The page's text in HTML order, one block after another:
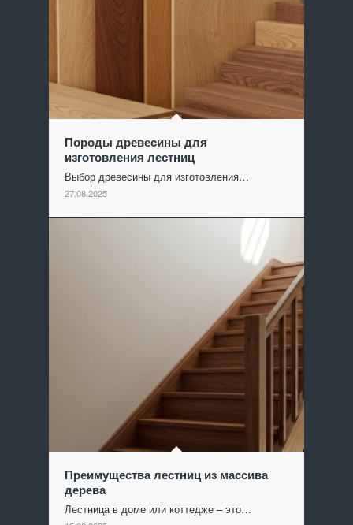
Породы древесины для
изготовления лестниц
Выбор древесины для изготовления…
27.08.2025
Преимущества лестниц из массива
дерева
Лестница в доме или коттедже – это…